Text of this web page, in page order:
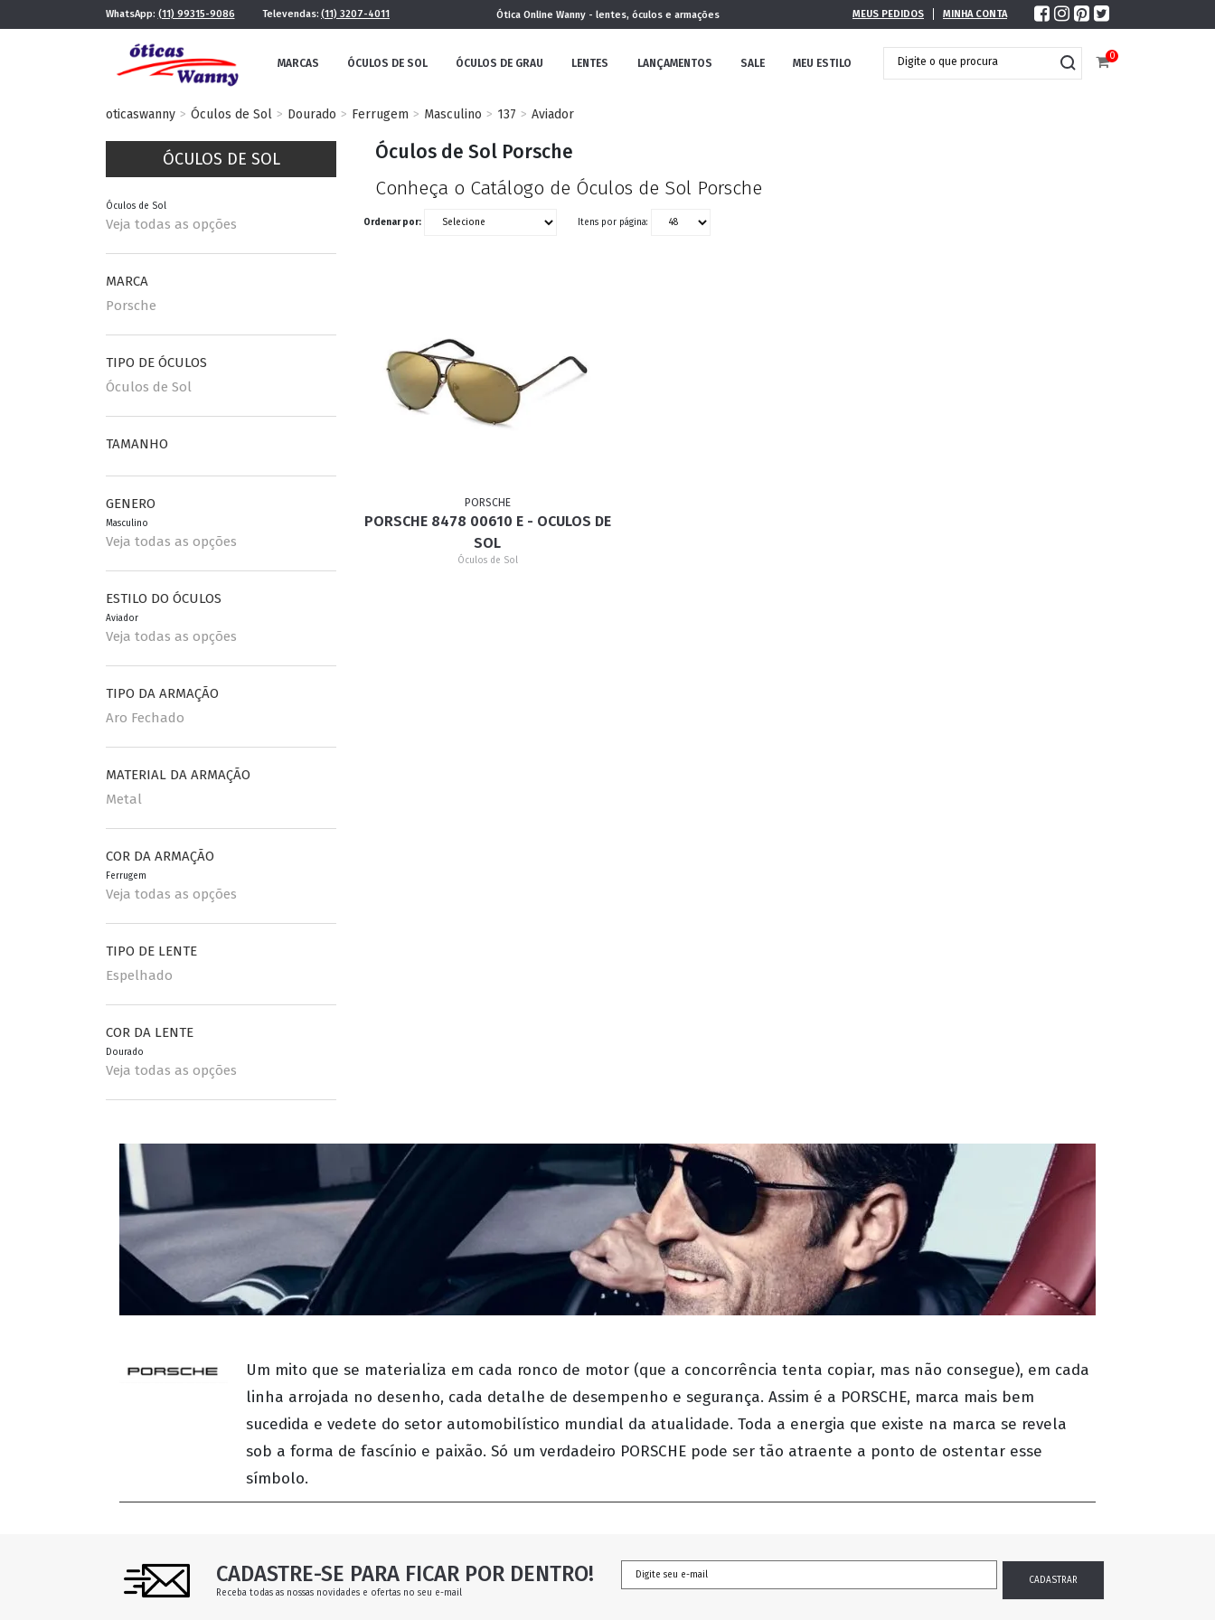
WhatsApp: (11) 99315-9086 Televendas: (11) 3207-4011 Ótica Online Wanny - lentes, óculos e armações MEUS PEDIDOS MINHA CONTA
MARCAS ÓCULOS DE SOL ÓCULOS DE GRAU LENTES LANÇAMENTOS SALE MEU ESTILO
0
NOVA
COLEÇÃO
POR ESTILO
QUADRADO REDONDOS
oticaswanny Óculos de Sol Dourado Ferrugem Masculino 137 Aviador
ÓCULOS DE SOL
Óculos de Sol
Veja todas as opções
MARCA
Porsche
TIPO DE ÓCULOS
Óculos de Sol
TAMANHO
GENERO
Masculino
Veja todas as opções
ESTILO DO ÓCULOS
Aviador
Veja todas as opções
TIPO DA ARMAÇÃO
Aro Fechado
MATERIAL DA ARMAÇÃO
Metal
COR DA ARMAÇÃO
Ferrugem
Veja todas as opções
TIPO DE LENTE
Espelhado
COR DA LENTE
Dourado
Veja todas as opções
Óculos de Sol Porsche
Conheça o Catálogo de Óculos de Sol Porsche
Ordenar por: Itens por página:
PORSCHE
PORSCHE 8478 00610 E - OCULOS DE
SOL
Óculos de Sol
Um mito que se materializa em cada ronco de motor (que a concorrência tenta copiar, mas não consegue), em cada
linha arrojada no desenho, cada detalhe de desempenho e segurança. Assim é a PORSCHE, marca mais bem
sucedida e vedete do setor automobilístico mundial da atualidade. Toda a energia que existe na marca se revela
sob a forma de fascínio e paixão. Só um verdadeiro PORSCHE pode ser tão atraente a ponto de ostentar esse
símbolo.
CADASTRE-SE PARA FICAR POR DENTRO!
Receba todas as nossas novidades e ofertas no seu e-mail